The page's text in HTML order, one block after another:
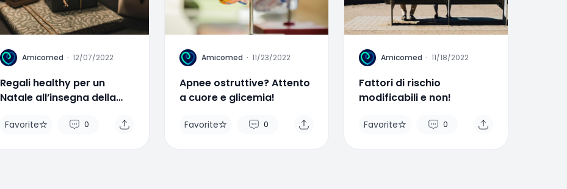
A Amicomed · 12/07/2022
Regali healthy per un
Natale all’insegna della
Favorite 0
A Amicomed · 11/23/2022
Apnee ostruttive? Attento
a cuore e glicemia!
Favorite 0
A Amicomed · 11/18/2022
Fattori di rischio
modificabili e non!
Favorite 0